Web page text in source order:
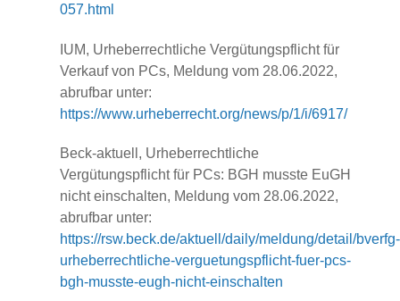
057.html
IUM, Urheberrechtliche Vergütungspflicht für
Verkauf von PCs, Meldung vom 28.06.2022,
abrufbar unter:
https://www.urheberrecht.org/news/p/1/i/6917/
Beck-aktuell, Urheberrechtliche
Vergütungspflicht für PCs: BGH musste EuGH
nicht einschalten, Meldung vom 28.06.2022,
abrufbar unter:
https://rsw.beck.de/aktuell/daily/meldung/detail/bverfg-
urheberrechtliche-verguetungspflicht-fuer-pcs-
bgh-musste-eugh-nicht-einschalten